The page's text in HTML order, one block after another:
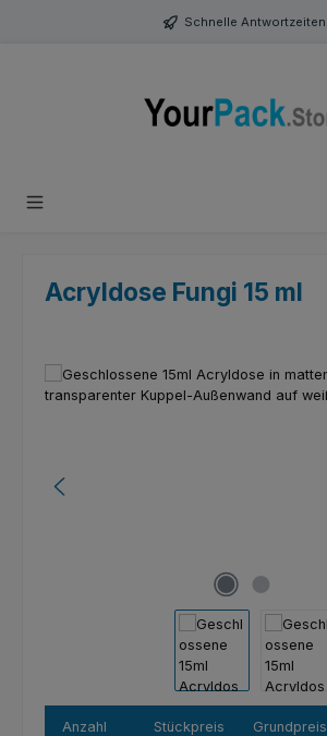
Zum Hauptinhalt springen Schnelle Antwortzeiten
Acryldose Fungi 15 ml
Bildergalerie überspringen
Anzahl Stückpreis Grundpreis